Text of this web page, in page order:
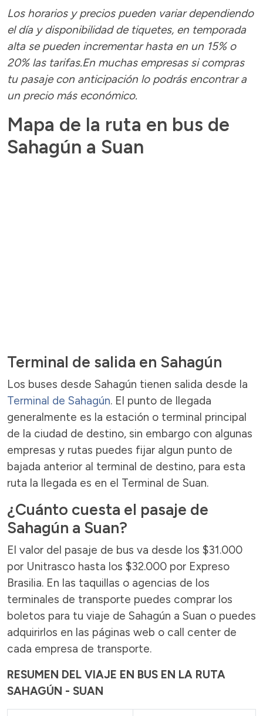
Los horarios y precios pueden variar dependiendo
el día y disponibilidad de tiquetes, en temporada
alta se pueden incrementar hasta en un 15% o
20% las tarifas.En muchas empresas si compras
tu pasaje con anticipación lo podrás encontrar a
un precio más económico.
Mapa de la ruta en bus de
Sahagún a Suan
Terminal de salida en Sahagún
Los buses desde Sahagún tienen salida desde la
Terminal de Sahagún. El punto de llegada
generalmente es la estación o terminal principal
de la ciudad de destino, sin embargo con algunas
empresas y rutas puedes fijar algun punto de
bajada anterior al terminal de destino, para esta
ruta la llegada es en el Terminal de Suan.
¿Cuánto cuesta el pasaje de
Sahagún a Suan?
El valor del pasaje de bus va desde los $31.000
por Unitrasco hasta los $32.000 por Expreso
Brasilia. En las taquillas o agencias de los
terminales de transporte puedes comprar los
boletos para tu viaje de Sahagún a Suan o puedes
adquirirlos en las páginas web o call center de
cada empresa de transporte.
RESUMEN DEL VIAJE EN BUS EN LA RUTA
SAHAGÚN - SUAN